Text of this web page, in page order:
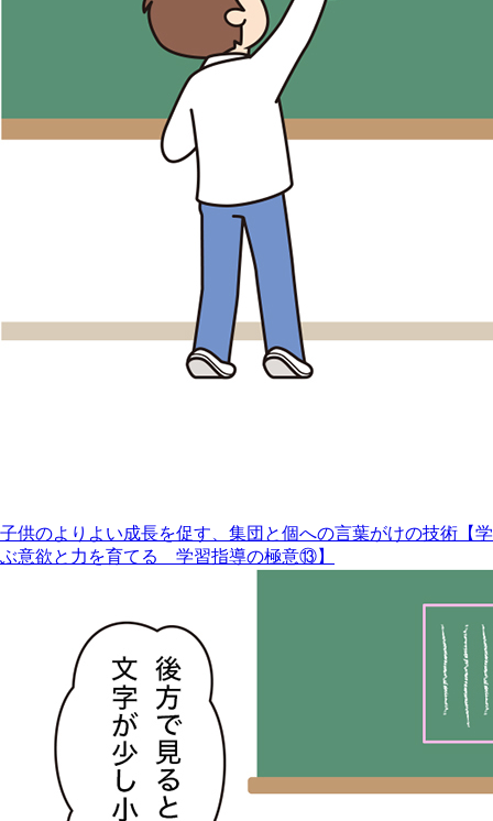
子供のよりよい成長を促す、集団と個への言葉がけの技術【学
ぶ意欲と力を育てる 学習指導の極意⑬】